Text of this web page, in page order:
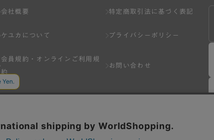
会社概要
ケユカについて
会員規約・
オンラインご利用規
約
Q&A
特定商取引法に基づく表記
プライバシーポリシー
お問い合わせ